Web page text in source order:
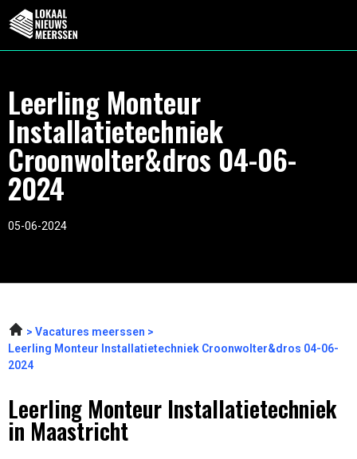
Leerling Monteur
Installatietechniek
Croonwolter&dros 04-06-
2024
05-06-2024
Vacatures meerssen
Leerling Monteur Installatietechniek Croonwolter&dros 04-06-
2024
Leerling Monteur Installatietechniek
in Maastricht